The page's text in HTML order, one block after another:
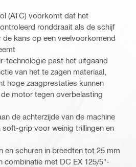
(ATC) voorkomt dat het
ronddraait als de schijf
kans op een veelvoorkomend
technologie past het uitgaand
van het te zagen materiaal,
hoge zaagprestaties kunnen
motor tegen overbelasting
de achterzijde van de machine
soft-grip voor weinig trillingen en
en schuren in breedten tot 25 mm
combinatie met DC EX 125/5"-